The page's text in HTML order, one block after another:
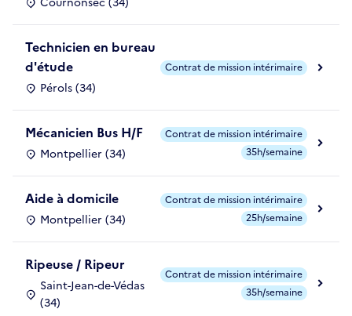
Technicien en bureau
d'étude
Pérols (34)
Contrat de mission intérimaire
Mécanicien Bus H/F
Montpellier (34)
Contrat de mission intérimaire
35h/semaine
Aide à domicile
Montpellier (34)
Contrat de mission intérimaire
25h/semaine
Ripeuse / Ripeur
Saint-Jean-de-Védas
(34)
Contrat de mission intérimaire
35h/semaine